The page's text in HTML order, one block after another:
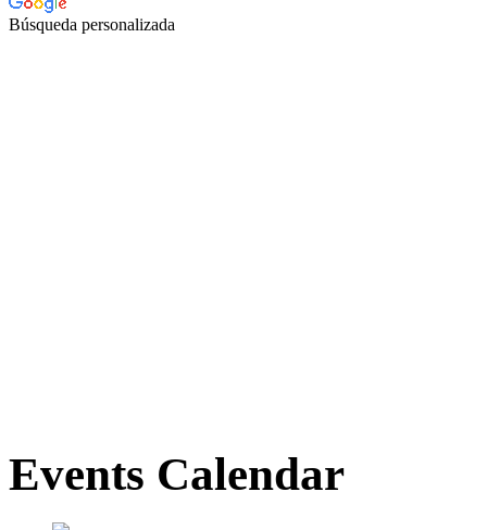
Búsqueda personalizada
Events Calendar